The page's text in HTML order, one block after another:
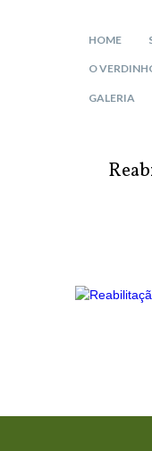
HOME
O
GALERIA